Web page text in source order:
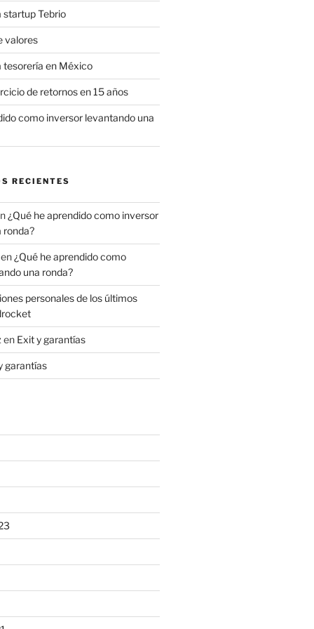
startup Tebrio
valores
tesorería en México
de retornos en 15 años
como inversor levantando una
RECIENTES
¿Qué he aprendido como inversor
ronda?
¿Qué he aprendido como
una ronda?
personales de los últimos
en Exit y garantías
garantías